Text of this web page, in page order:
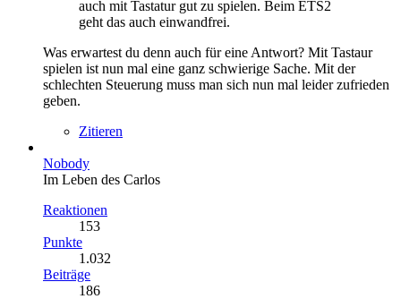
auch mit Tastatur gut zu spielen. Beim ETS2
geht das auch einwandfrei.
Was erwartest du denn auch für eine Antwort? Mit Tastaur
spielen ist nun mal eine ganz schwierige Sache. Mit der
schlechten Steuerung muss man sich nun mal leider zufrieden
geben.
Zitieren
Nobody
Im Leben des Carlos
Reaktionen
153
Punkte
1.032
Beiträge
186